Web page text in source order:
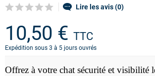
Lire les avis (0)
10,50 € TTC
Expédition sous 3 à 5 jours ouvrés
Offrez à votre chat sécurité et visibilité